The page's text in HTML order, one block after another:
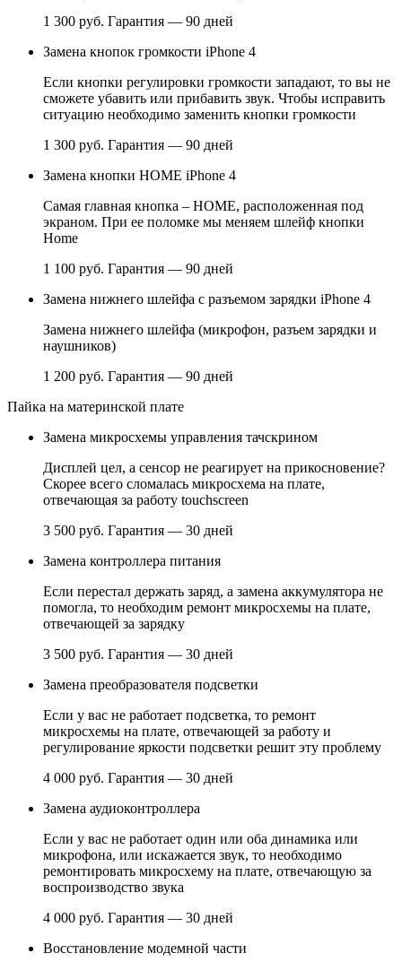
1 300 руб. Гарантия — 90 дней
Замена кнопок громкости iPhone 4
Если кнопки регулировки громкости западают, то вы не
сможете убавить или прибавить звук. Чтобы исправить
ситуацию необходимо заменить кнопки громкости
1 300 руб. Гарантия — 90 дней
Замена кнопки НОМЕ iPhone 4
Самая главная кнопка – HOME, расположенная под
экраном. При ее поломке мы меняем шлейф кнопки
Home
1 100 руб. Гарантия — 90 дней
Замена нижнего шлейфа с разъемом зарядки iPhone 4
Замена нижнего шлейфа (микрофон, разъем зарядки и
наушников)
1 200 руб. Гарантия — 90 дней
Пайка на материнской плате
Замена микросхемы управления тачскрином
Дисплей цел, а сенсор не реагирует на прикосновение?
Скорее всего сломалась микросхема на плате,
отвечающая за работу touchscreen
3 500 руб. Гарантия — 30 дней
Замена контроллера питания
Если перестал держать заряд, а замена аккумулятора не
помогла, то необходим ремонт микросхемы на плате,
отвечающей за зарядку
3 500 руб. Гарантия — 30 дней
Замена преобразователя подсветки
Если у вас не работает подсветка, то ремонт
микросхемы на плате, отвечающей за работу и
регулирование яркости подсветки решит эту проблему
4 000 руб. Гарантия — 30 дней
Замена аудиоконтроллера
Если у вас не работает один или оба динамика или
микрофона, или искажается звук, то необходимо
ремонтировать микросхему на плате, отвечающую за
воспроизводство звука
4 000 руб. Гарантия — 30 дней
Восстановление модемной части